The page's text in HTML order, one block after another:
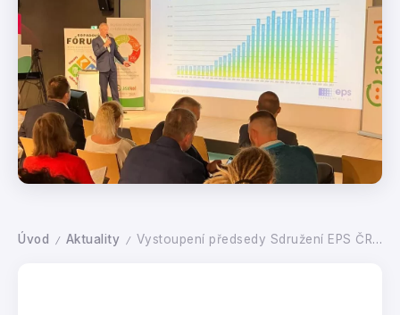
Úvod / Aktuality / Vystoupení předsedy Sdružení EPS ČR Pavla Zemene na konferenci Předcházení vzniku odpadů